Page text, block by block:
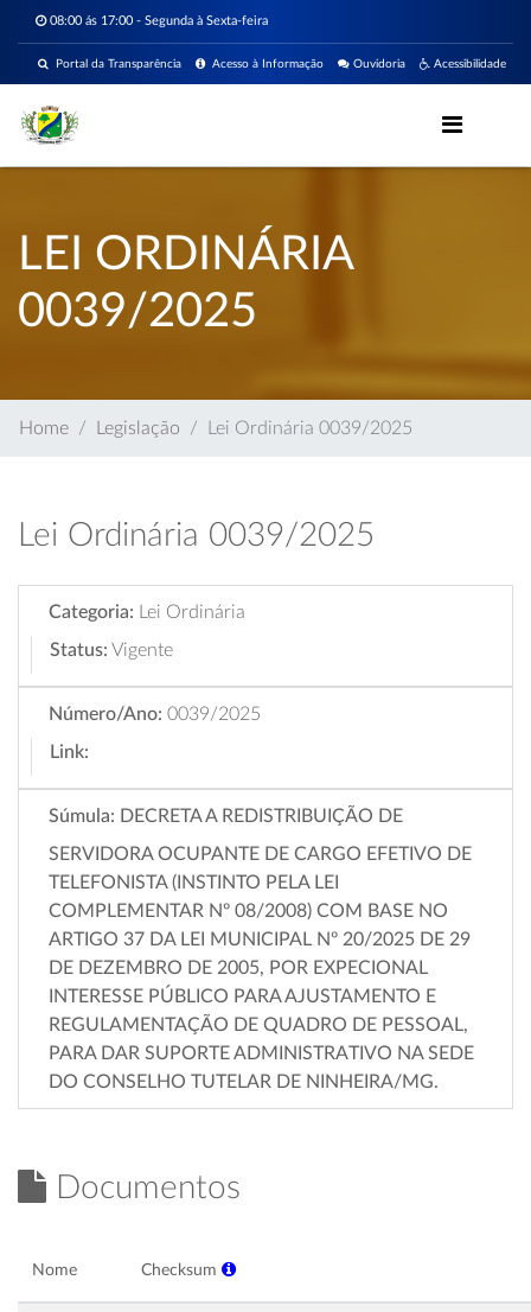
08:00 ás 17:00 - Segunda à Sexta-feira
Acessibilidade
Ouvidoria
Acesso à Informação
Portal da Transparência
LEI ORDINÁRIA
0039/2025
Home Legislação Lei Ordinária 0039/2025
Lei Ordinária 0039/2025
Categoria:
Lei Ordinária
Status: Vigente
Número/Ano: 0039/2025
Link:
Súmula: DECRETA A REDISTRIBUIÇÃO DE
SERVIDORA OCUPANTE DE CARGO EFETIVO DE
TELEFONISTA (INSTINTO PELA LEI
COMPLEMENTAR Nº 08/2008) COM BASE NO
ARTIGO 37 DA LEI MUNICIPAL Nº 20/2025 DE 29
DE DEZEMBRO DE 2005, POR EXPECIONAL
INTERESSE PÚBLICO PARA AJUSTAMENTO E
REGULAMENTAÇÃO DE QUADRO DE PESSOAL,
PARA DAR SUPORTE ADMINISTRATIVO NA SEDE
DO CONSELHO TUTELAR DE NINHEIRA/MG.
Documentos
Nome Checksum